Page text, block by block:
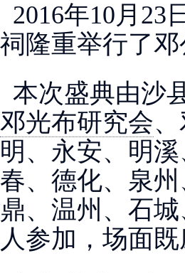
2016年10月23
祠隆重举行了
本次盛典由沙
邓光布研究会
明、永安、明
春、德化、泉
鼎、温州、石
人参加，场面